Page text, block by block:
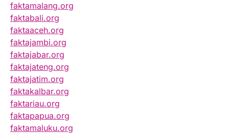
faktamalang.org
faktabali.org
faktaaceh.org
faktajambi.org
faktajabar.org
faktajateng.org
faktajatim.org
faktakalbar.org
faktariau.org
faktapapua.org
faktamaluku.org